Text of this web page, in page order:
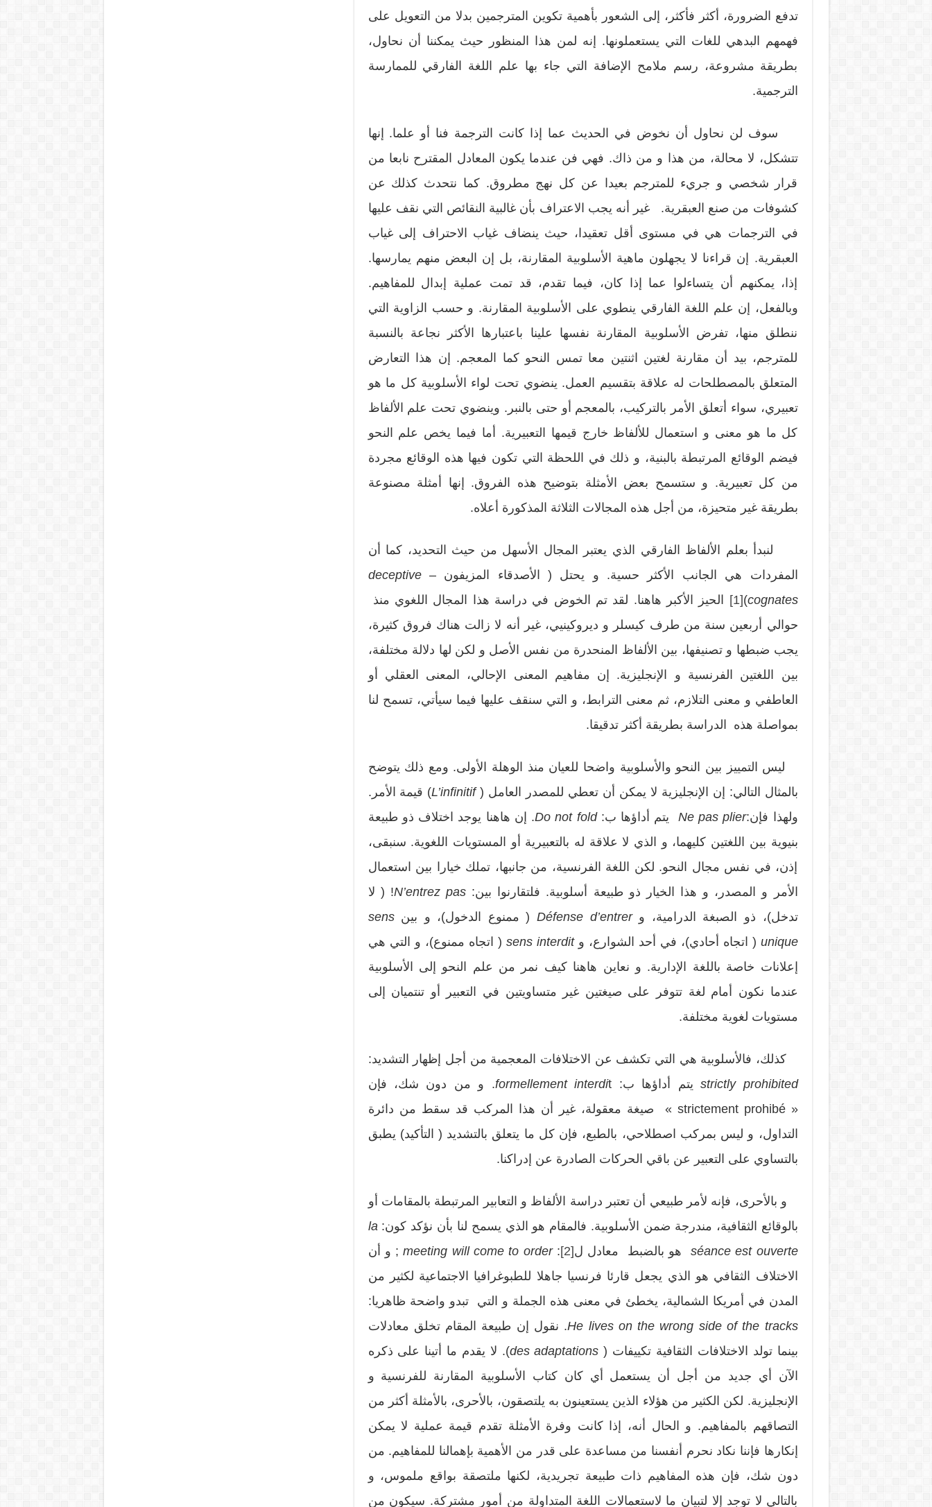
تدفع الضرورة، أكثر فأكثر، إلى الشعور بأهمية تكوين المترجمين بدلا من التعويل على
فهمهم البدهي للغات التي يستعملونها. إنه لمن هذا المنظور حيث يمكننا أن نحاول،
بطريقة مشروعة، رسم ملامح الإضافة التي جاء بها علم اللغة الفارقي للممارسة
الترجمية.
سوف لن نحاول أن نخوض في الحديث عما إذا كانت الترجمة فنا أو علما. إنها
تتشكل، لا محالة، من هذا و من ذاك. فهي فن عندما يكون المعادل المقترح نابعا من
قرار شخصي و جريء للمترجم بعيدا عن كل نهج مطروق. كما نتحدث كذلك عن
كشوفات من صنع العبقرية. غير أنه يجب الاعتراف بأن غالبية النقائص التي نقف عليها
في الترجمات هي في مستوى أقل تعقيدا، حيث ينضاف غياب الاحتراف إلى غياب
العبقرية. إن قراءنا لا يجهلون ماهية الأسلوبية المقارنة، بل إن البعض منهم يمارسها.
إذا، يمكنهم أن يتساءلوا عما إذا كان، فيما تقدم، قد تمت عملية إبدال للمفاهيم.
وبالفعل، إن علم اللغة الفارقي ينطوي على الأسلوبية المقارنة. و حسب الزاوية التي
ننطلق منها، تفرض الأسلوبية المقارنة نفسها علينا باعتبارها الأكثر نجاعة بالنسبة
للمترجم، بيد أن مقارنة لغتين اثنتين معا تمس النحو كما المعجم. إن هذا التعارض
المتعلق بالمصطلحات له علاقة بتقسيم العمل. ينضوي تحت لواء الأسلوبية كل ما هو
تعبيري، سواء أتعلق الأمر بالتركيب، بالمعجم أو حتى بالنبر. وينضوي تحت علم الألفاظ
كل ما هو معنى و استعمال للألفاظ خارج قيمها التعبيرية. أما فيما يخص علم النحو
فيضم الوقائع المرتبطة بالبنية، و ذلك في اللحظة التي تكون فيها هذه الوقائع مجردة
من كل تعبيرية. و ستسمح بعض الأمثلة بتوضيح هذه الفروق. إنها أمثلة مصنوعة
بطريقة غير متحيزة، من أجل هذه المجالات الثلاثة المذكورة أعلاه.
لنبدأ بعلم الألفاظ الفارقي الذي يعتبر المجال الأسهل من حيث التحديد، كما أن
المفردات هي الجانب الأكثر حسية. و يحتل ( الأصدقاء المزيفون –deceptive
cognates
)
[1]
الحيز الأكبر هاهنا. لقد تم الخوض في دراسة هذا المجال اللغوي منذ
حوالي أربعين سنة من طرف كيسلر و ديروكينيي، غير أنه لا زالت هناك فروق كثيرة،
يجب ضبطها و تصنيفها، بين الألفاظ المنحدرة من نفس الأصل و لكن لها دلالة مختلفة،
بين اللغتين الفرنسية و الإنجليزية. إن مفاهيم المعنى الإحالي، المعنى العقلي أو
العاطفي و معنى التلازم، ثم معنى الترابط، و التي سنقف عليها فيما سيأتي، تسمح لنا
بمواصلة هذه الدراسة بطريقة أكثر تدقيقا.
ليس التمييز بين النحو والأسلوبية واضحا للعيان منذ الوهلة الأولى. ومع ذلك يتوضح
بالمثال التالي: إن الإنجليزية لا يمكن أن تعطي للمصدر العامل (L’infinitif) قيمة الأمر.
ولهذا فإن:Ne pas plier يتم أداؤها ب:Do not fold. إن هاهنا يوجد اختلاف ذو طبيعة
بنيوية بين اللغتين كليهما، و الذي لا علاقة له بالتعبيرية أو المستويات اللغوية. سنبقى،
إذن، في نفس مجال النحو. لكن اللغة الفرنسية، من جانبها، تملك خيارا بين استعمال
الأمر و المصدر، و هذا الخيار ذو طبيعة أسلوبية. فلتقارنوا بين:N’entrez pas! ( لا
تدخل)، ذو الصبغة الدرامية، وDéfense d’entrer ( ممنوع الدخول)، و بينsens
unique ( اتجاه أحادي)، في أحد الشوارع، وsens interdit ( اتجاه ممنوع)، و التي هي
إعلانات خاصة باللغة الإدارية. و نعاين هاهنا كيف نمر من علم النحو إلى الأسلوبية
عندما نكون أمام لغة تتوفر على صيغتين غير متساويتين في التعبير أو تنتميان إلى
مستويات لغوية مختلفة.
كذلك، فالأسلوبية هي التي تكشف عن الاختلافات المعجمية من أجل إظهار التشديد:
strictly prohibited يتم أداؤها ب: formellement interdit. و من دون شك، فإن
« strictement prohibé » صيغة معقولة، غير أن هذا المركب قد سقط من دائرة
التداول، و ليس بمركب اصطلاحي، بالطبع، فإن كل ما يتعلق بالتشديد ( التأكيد) يطبق
بالتساوي على التعبير عن باقي الحركات الصادرة عن إدراكنا.
و بالأحرى، فإنه لأمر طبيعي أن تعتبر دراسة الألفاظ و التعابير المرتبطة بالمقامات أو
بالوقائع الثقافية، مندرجة ضمن الأسلوبية. فالمقام هو الذي يسمح لنا بأن نؤكد كون: la
séance est ouverte هو بالضبط معادل ل[2]
:
meeting will come to order; و أن
الاختلاف الثقافي هو الذي يجعل قارئا فرنسيا جاهلا للطبوغرافيا الاجتماعية لكثير من
المدن في أمريكا الشمالية، يخطئ في معنى هذه الجملة و التي تبدو واضحة ظاهريا:
He lives on the wrong side of the tracks
. نقول إن طبيعة المقام تخلق معادلات
بينما تولد الاختلافات الثقافية تكييفات ( des adaptations). لا يقدم ما أتينا على ذكره
الآن أي جديد من أجل أن يستعمل أي كان كتاب الأسلوبية المقارنة للفرنسية و
الإنجليزية. لكن الكثير من هؤلاء الذين يستعينون به يلتصقون، بالأحرى، بالأمثلة أكثر من
التصاقهم بالمفاهيم. و الحال أنه، إذا كانت وفرة الأمثلة تقدم قيمة عملية لا يمكن
إنكارها فإننا نكاد نحرم أنفسنا من مساعدة على قدر من الأهمية بإهمالنا للمفاهيم. من
دون شك، فإن هذه المفاهيم ذات طبيعة تجريدية، لكنها ملتصقة بواقع ملموس، و
بالتالي لا توجد إلا لتبيان ما لاستعمالات اللغة المتداولة من أمور مشتركة. سيكون من